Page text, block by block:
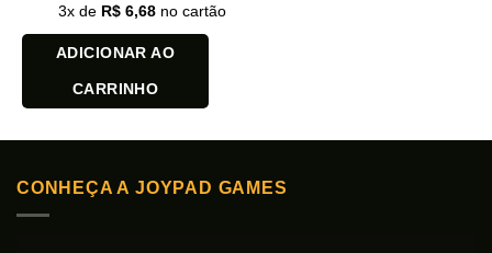
3x de R$ 6,68 no cartão
ADICIONAR AO
CARRINHO
CONHEÇA A JOYPAD GAMES